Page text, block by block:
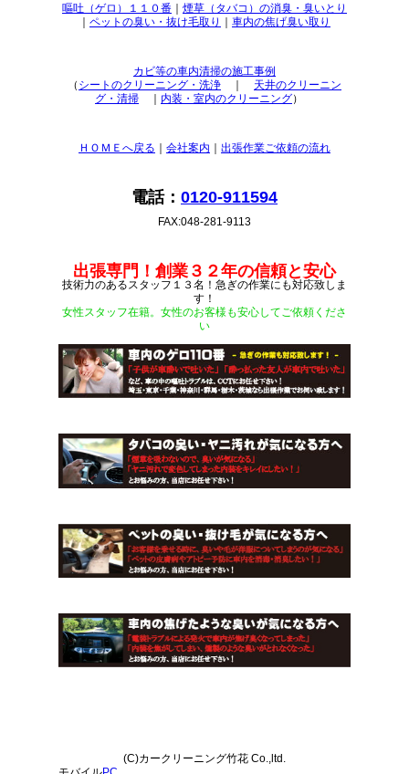
嘔吐（ゲロ）１１０番 ｜ 煙草（タバコ）の消臭・臭いとり
｜ ペットの臭い・抜け毛取り ｜ 車内の焦げ臭い取り
カビ等の車内清掃の施工事例
（ シートのクリーニング・洗浄 ｜ 天井のクリーニン
グ・清掃 ｜ 内装・室内のクリーニング）
ＨＯＭＥへ戻る ｜ 会社案内 ｜ 出張作業ご依頼の流れ
電話： 0120-911594
FAX:048-281-9113
出張専門！創業３２年の信頼と安心
技術力のあるスタッフ１３名！急ぎの作業にも対応致しま
す！
女性スタッフ在籍。女性のお客様も安心してご依頼くださ
い
(C)カークリーニング竹花 Co.,ltd.